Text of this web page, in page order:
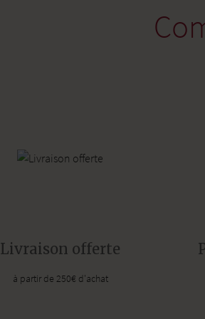
Livraison offerte
à partir de 250€ d'achat